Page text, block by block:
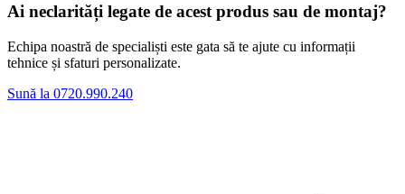
Ai neclarități legate de acest produs sau de montaj?
Echipa noastră de specialiști este gata să te ajute cu informații
tehnice și sfaturi personalizate.
Sună la 0720.990.240